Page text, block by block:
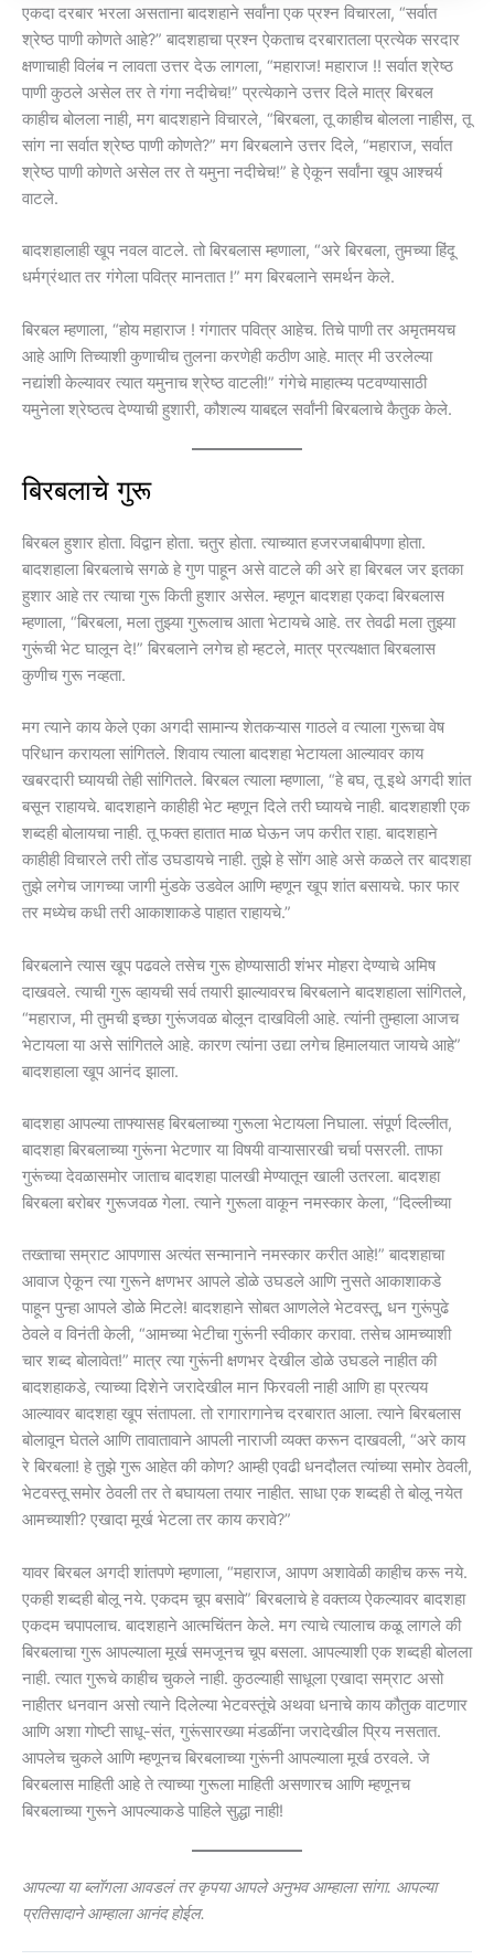
एकदा दरबार भरला असताना बादशहाने सर्वांना एक प्रश्न विचारला, “सर्वात
श्रेष्ठ पाणी कोणते आहे?” बादशहाचा प्रश्न ऐकताच दरबारातला प्रत्येक सरदार
क्षणाचाही विलंब न लावता उत्तर देऊ लागला, “महाराज! महाराज !! सर्वात श्रेष्ठ
पाणी कुठले असेल तर ते गंगा नदीचेच!” प्रत्येकाने उत्तर दिले मात्र बिरबल
काहीच बोलला नाही, मग बादशहाने विचारले, “बिरबला, तू काहीच बोलला नाहीस, तू
सांग ना सर्वात श्रेष्ठ पाणी कोणते?” मग बिरबलाने उत्तर दिले, “महाराज, सर्वात
श्रेष्ठ पाणी कोणते असेल तर ते यमुना नदीचेच!” हे ऐकून सर्वांना खूप आश्चर्य
वाटले.
बादशहालाही खूप नवल वाटले. तो बिरबलास म्हणाला, “अरे बिरबला, तुमच्या हिंदू
धर्मग्रंथात तर गंगेला पवित्र मानतात !” मग बिरबलाने समर्थन केले.
बिरबल म्हणाला, “होय महाराज ! गंगातर पवित्र आहेच. तिचे पाणी तर अमृतमयच
आहे आणि तिच्याशी कुणाचीच तुलना करणेही कठीण आहे. मात्र मी उरलेल्या
नद्यांशी केल्यावर त्यात यमुनाच श्रेष्ठ वाटली!” गंगेचे माहात्म्य पटवण्यासाठी
यमुनेला श्रेष्ठत्व देण्याची हुशारी, कौशल्य याबद्दल सर्वांनी बिरबलाचे कैतुक केले.
बिरबलाचे गुरू
बिरबल हुशार होता. विद्वान होता. चतुर होता. त्याच्यात हजरजबाबीपणा होता.
बादशहाला बिरबलाचे सगळे हे गुण पाहून असे वाटले की अरे हा बिरबल जर इतका
हुशार आहे तर त्याचा गुरू किती हुशार असेल. म्हणून बादशहा एकदा बिरबलास
म्हणाला, “बिरबला, मला तुझ्या गुरूलाच आता भेटायचे आहे. तर तेवढी मला तुझ्या
गुरूंची भेट घालून दे!” बिरबलाने लगेच हो म्हटले, मात्र प्रत्यक्षात बिरबलास
कुणीच गुरू नव्हता.
मग त्याने काय केले एका अगदी सामान्य शेतकऱ्यास गाठले व त्याला गुरूचा वेष
परिधान करायला सांगितले. शिवाय त्याला बादशहा भेटायला आल्यावर काय
खबरदारी घ्यायची तेही सांगितले. बिरबल त्याला म्हणाला, “हे बघ, तू इथे अगदी शांत
बसून राहायचे. बादशहाने काहीही भेट म्हणून दिले तरी घ्यायचे नाही. बादशहाशी एक
शब्दही बोलायचा नाही. तू फक्त हातात माळ घेऊन जप करीत राहा. बादशहाने
काहीही विचारले तरी तोंड उघडायचे नाही. तुझे हे सोंग आहे असे कळले तर बादशहा
तुझे लगेच जागच्या जागी मुंडके उडवेल आणि म्हणून खूप शांत बसायचे. फार फार
तर मध्येच कधी तरी आकाशाकडे पाहात राहायचे.”
बिरबलाने त्यास खूप पढवले तसेच गुरू होण्यासाठी शंभर मोहरा देण्याचे अमिष
दाखवले. त्याची गुरू व्हायची सर्व तयारी झाल्यावरच बिरबलाने बादशहाला सांगितले,
“महाराज, मी तुमची इच्छा गुरूंजवळ बोलून दाखविली आहे. त्यांनी तुम्हाला आजच
भेटायला या असे सांगितले आहे. कारण त्यांना उद्या लगेच हिमालयात जायचे आहे”
बादशहाला खूप आनंद झाला.
बादशहा आपल्या ताफ्यासह बिरबलाच्या गुरूला भेटायला निघाला. संपूर्ण दिल्लीत,
बादशहा बिरबलाच्या गुरूंना भेटणार या विषयी वाऱ्यासारखी चर्चा पसरली. ताफा
गुरूंच्या देवळासमोर जाताच बादशहा पालखी मेण्यातून खाली उतरला. बादशहा
बिरबला बरोबर गुरूजवळ गेला. त्याने गुरूला वाकून नमस्कार केला, “दिल्लीच्या
तख्ताचा सम्राट आपणास अत्यंत सन्मानाने नमस्कार करीत आहे!” बादशहाचा
आवाज ऐकून त्या गुरूने क्षणभर आपले डोळे उघडले आणि नुसते आकाशाकडे
पाहून पुन्हा आपले डोळे मिटले! बादशहाने सोबत आणलेले भेटवस्तू, धन गुरूंपुढे
ठेवले व विनंती केली, “आमच्या भेटीचा गुरूंनी स्वीकार करावा. तसेच आमच्याशी
चार शब्द बोलावेत!” मात्र त्या गुरूंनी क्षणभर देखील डोळे उघडले नाहीत की
बादशहाकडे, त्याच्या दिशेने जरादेखील मान फिरवली नाही आणि हा प्रत्यय
आल्यावर बादशहा खूप संतापला. तो रागारागानेच दरबारात आला. त्याने बिरबलास
बोलावून घेतले आणि तावातावाने आपली नाराजी व्यक्त करून दाखवली, “अरे काय
रे बिरबला! हे तुझे गुरू आहेत की कोण? आम्ही एवढी धनदौलत त्यांच्या समोर ठेवली,
भेटवस्तू समोर ठेवली तर ते बघायला तयार नाहीत. साधा एक शब्दही ते बोलू नयेत
आमच्याशी? एखादा मूर्ख भेटला तर काय करावे?”
यावर बिरबल अगदी शांतपणे म्हणाला, “महाराज, आपण अशावेळी काहीच करू नये.
एकही शब्दही बोलू नये. एकदम चूप बसावे” बिरबलाचे हे वक्तव्य ऐकल्यावर बादशहा
एकदम चपापलाच. बादशहाने आत्मचिंतन केले. मग त्याचे त्यालाच कळू लागले की
बिरबलाचा गुरू आपल्याला मूर्ख समजूनच चूप बसला. आपल्याशी एक शब्दही बोलला
नाही. त्यात गुरूचे काहीच चुकले नाही. कुठल्याही साधूला एखादा सम्राट असो
नाहीतर धनवान असो त्याने दिलेल्या भेटवस्तूंचे अथवा धनाचे काय कौतुक वाटणार
आणि अशा गोष्टी साधू-संत, गुरूंसारख्या मंडळींना जरादेखील प्रिय नसतात.
आपलेच चुकले आणि म्हणूनच बिरबलाच्या गुरूंनी आपल्याला मूर्ख ठरवले. जे
बिरबलास माहिती आहे ते त्याच्या गुरूला माहिती असणारच आणि म्हणूनच
बिरबलाच्या गुरूने आपल्याकडे पाहिले सुद्धा नाही!
आपल्या या ब्लॉगला आवडलं तर कृपया आपले अनुभव आम्हाला सांगा. आपल्या
प्रतिसादाने आम्हाला आनंद होईल.